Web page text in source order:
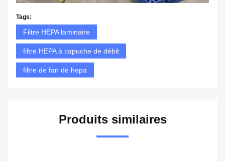
Tags:
Filtre HEPA laminaire
filtre HEPA à capuche de débit
filtre de fan de hepa
Produits similaires